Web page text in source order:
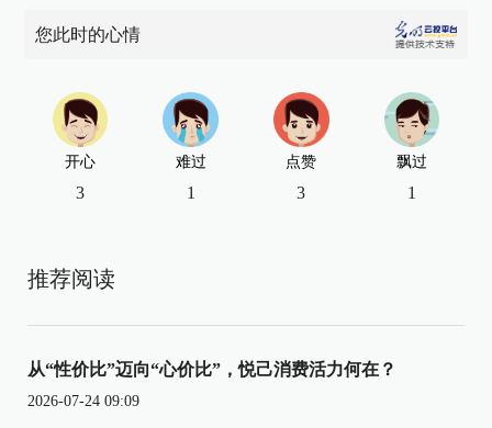
您此时的心情
开心
3
难过
1
点赞
3
飘过
1
推荐阅读
从“性价比”迈向“心价比”，悦己消费活力何在？
2026-07-24 09:09